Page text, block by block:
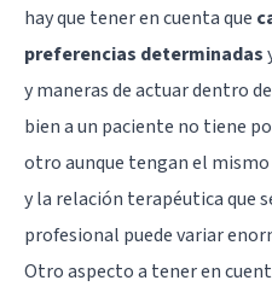
hay que tener en cuenta que
preferencias determinadas
y maneras de actuar dentro
bien a un paciente no tiene
otro aunque tengan el
y la relación terapéutica que
profesional puede variar
Otro aspecto a tener en